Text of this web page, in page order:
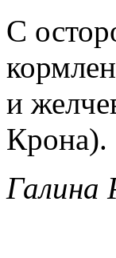
С
и
Крона).
Галина